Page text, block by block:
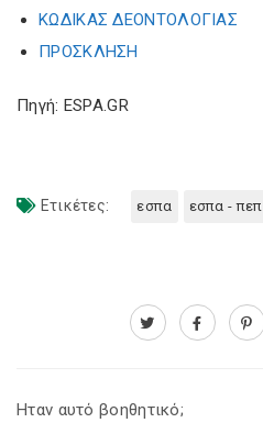
ΚΩΔΙΚΑΣ ΔΕΟΝΤΟΛΟΓΙΑΣ
ΠΡΟΣΚΛΗΣΗ
Πηγή: ESPA.GR
Ετικέτες: εσπα εσπα - πεπ
Ηταν αυτό βοηθητικό;